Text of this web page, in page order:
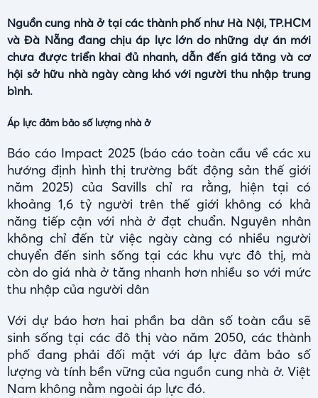
Nguồn cung nhà ở tại các thành phố như Hà Nội, TP.HCM
và Đà Nẵng đang chịu áp lực lớn do những dự án mới
chưa được triển khai đủ nhanh, dẫn đến giá tăng và cơ
hội sở hữu nhà ngày càng khó với người thu nhập trung
bình.
Áp lực đảm bảo số lượng nhà ở
Báo cáo Impact 2025 (báo cáo toàn cầu về các xu
hướng định hình thị trường bất động sản thế giới
năm 2025) của Savills chỉ ra rằng, hiện tại có
khoảng 1,6 tỷ người trên thế giới không có khả
năng tiếp cận với nhà ở đạt chuẩn. Nguyên nhân
không chỉ đến từ việc ngày càng có nhiều người
chuyển đến sinh sống tại các khu vực đô thị, mà
còn do giá nhà ở tăng nhanh hơn nhiều so với mức
thu nhập của người dân
Với dự báo hơn hai phần ba dân số toàn cầu sẽ
sinh sống tại các đô thị vào năm 2050, các thành
phố đang phải đối mặt với áp lực đảm bảo số
lượng và tính bền vững của nguồn cung nhà ở. Việt
Nam không nằm ngoài áp lực đó.